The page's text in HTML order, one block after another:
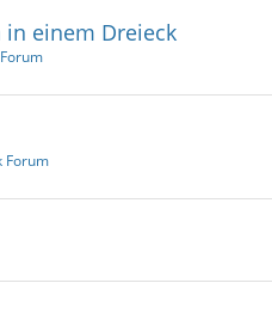
einem Dreieck
Forum